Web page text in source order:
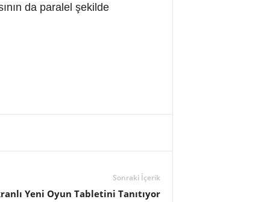
da paralel şekilde
Sonraki İçerik
Yeni Oyun Tabletini Tanıtıyor